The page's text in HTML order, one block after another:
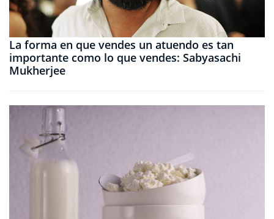
La forma en que vendes un atuendo es tan
importante como lo que vendes: Sabyasachi
Mukherjee